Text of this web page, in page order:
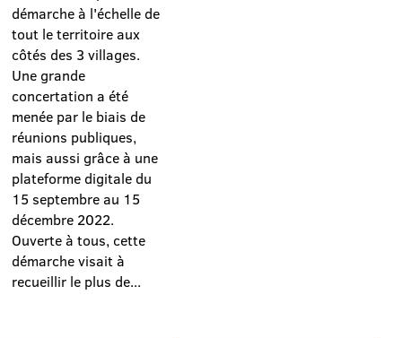
démarche à l'échelle de
tout le territoire aux
côtés des 3 villages.
Une grande
concertation a été
menée par le biais de
réunions publiques,
mais aussi grâce à une
plateforme digitale du
15 septembre au 15
décembre 2022.
Ouverte à tous, cette
démarche visait à
recueillir le plus de...